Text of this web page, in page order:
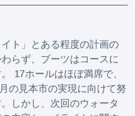
(73)
(77)
イト」とある程度の計画の
らず、ブーツはコースに
17ホールはほぼ満席で、
の見本市の実現に向けて努
しかし、次回のウォータ